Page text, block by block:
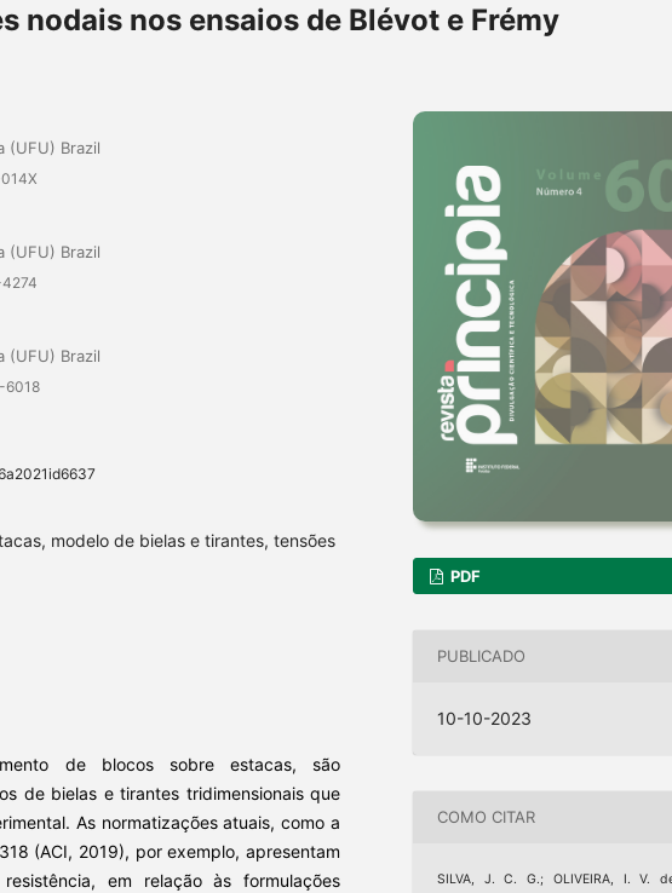
nodais nos ensaios de Blévot e Frémy
(UFU) Brazil
(UFU) Brazil
(UFU) Brazil
modelo de bielas e tirantes, tensões
de blocos sobre estacas, são
de bielas e tirantes tridimensionais que
As normatizações atuais, como a
(ACI, 2019), por exemplo, apresentam
em relação às formulações
PDF
PUBLICADO
10-10-2023
COMO CITAR
SILVA, J. C. G.; OLIVEIRA, I. V.